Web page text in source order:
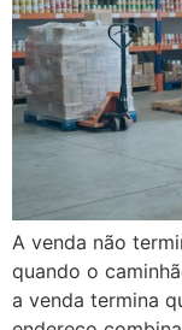
A venda não
quando o
a venda termina